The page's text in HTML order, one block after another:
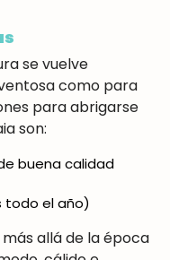
se vuelve
como para
para abrigarse
son:
buena calidad
todo el año)
allá de la época